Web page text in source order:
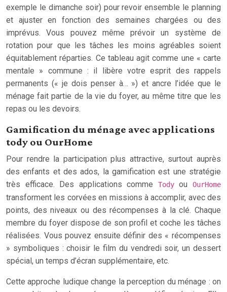
exemple le dimanche soir) pour revoir ensemble le planning
et ajuster en fonction des semaines chargées ou des
imprévus. Vous pouvez même prévoir un système de
rotation pour que les tâches les moins agréables soient
équitablement réparties. Ce tableau agit comme une « carte
mentale » commune : il libère votre esprit des rappels
permanents (« je dois penser à… ») et ancre l’idée que le
ménage fait partie de la vie du foyer, au même titre que les
repas ou les devoirs.
Gamification du ménage avec applications
tody ou OurHome
Pour rendre la participation plus attractive, surtout auprès
des enfants et des ados, la gamification est une stratégie
très efficace. Des applications comme
TodyouOurHome
transforment les corvées en missions à accomplir, avec des
points, des niveaux ou des récompenses à la clé. Chaque
membre du foyer dispose de son profil et coche les tâches
réalisées. Vous pouvez ensuite définir des « récompenses
» symboliques : choisir le film du vendredi soir, un dessert
spécial, un temps d’écran supplémentaire, etc.
Cette approche ludique change la perception du ménage : on